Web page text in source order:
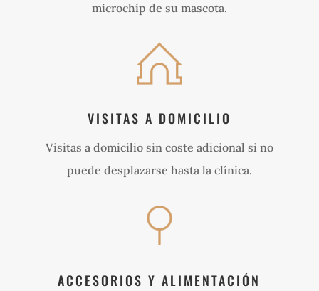
microchip de su mascota.
VISITAS A DOMICILIO
Visitas a domicilio sin coste adicional si no
puede desplazarse hasta la clínica.
ACCESORIOS Y ALIMENTACIÓN